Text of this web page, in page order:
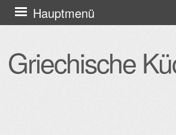
Griechische
Hauptmenü
Zum
Inhalt